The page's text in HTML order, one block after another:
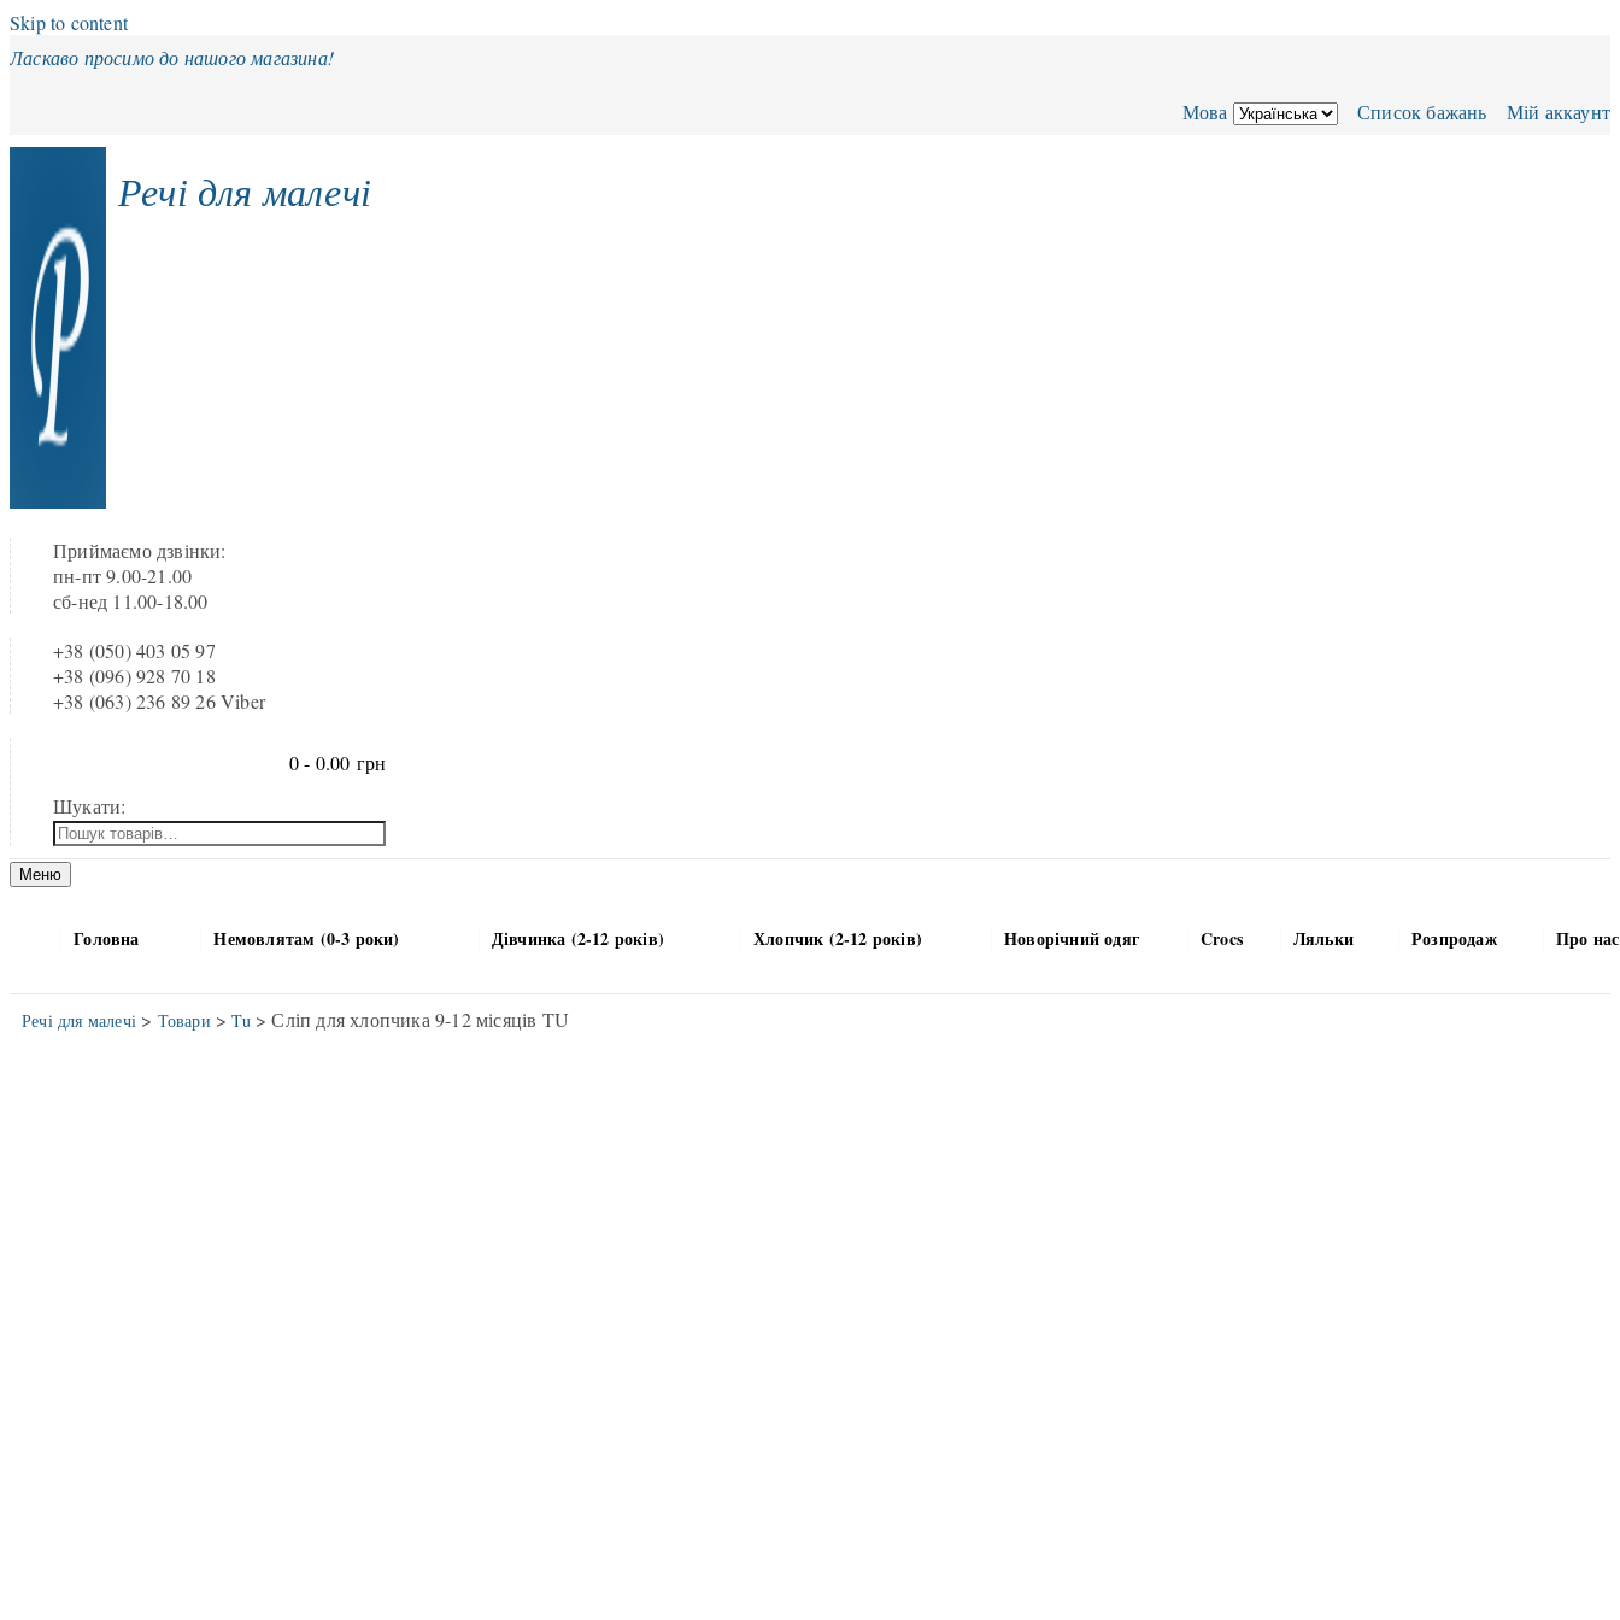
Skip to content
Ласкаво просимо до нашого магазина!
Мова Список бажань Мій аккаунт
Речі для малечі
Приймаємо дзвінки:
пн-пт 9.00-21.00
сб-нед 11.00-18.00
+38 (050) 403 05 97
+38 (096) 928 70 18
+38 (063) 236 89 26 Viber
0 - 0.00 грн
Шукати:
Меню
Головна Немовлятам (0-3 роки) Дівчинка (2-12 років) Хлопчик (2-12 років) Новорічний одяг Crocs Ляльки Розпродаж Про нас
Речі для малечі > Товари >Tu > Сліп для хлопчика 9-12 місяців TU